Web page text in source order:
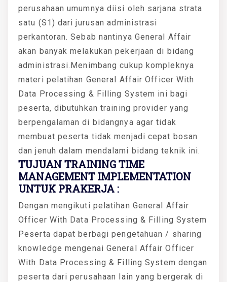
perusahaan umumnya diisi oleh sarjana strata
satu (S1) dari jurusan administrasi
perkantoran. Sebab nantinya General Affair
akan banyak melakukan pekerjaan di bidang
administrasi.Menimbang cukup kompleknya
materi pelatihan General Affair Officer With
Data Processing & Filling System ini bagi
peserta, dibutuhkan training provider yang
berpengalaman di bidangnya agar tidak
membuat peserta tidak menjadi cepat bosan
dan jenuh dalam mendalami bidang teknik ini.
TUJUAN TRAINING TIME
MANAGEMENT IMPLEMENTATION
UNTUK PRAKERJA :
Dengan mengikuti pelatihan General Affair
Officer With Data Processing & Filling System
Peserta dapat berbagi pengetahuan / sharing
knowledge mengenai General Affair Officer
With Data Processing & Filling System dengan
peserta dari perusahaan lain yang bergerak di